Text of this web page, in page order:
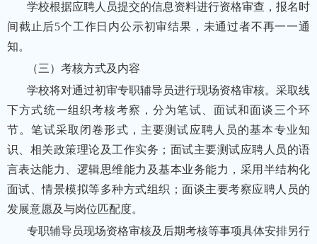
学校根据应聘人员提交的信息资料进行资格审查，报名时
间截止后5个工作日内公示初审结果，未通过者不再一一通
知。
（三）考核方式及内容
学校将对通过初审专职辅导员进行现场资格审核。采取线
下方式统一组织考核考察，分为笔试、面试和面谈三个环
节。笔试采取闭卷形式，主要测试应聘人员的基本专业知
识、相关政策理论及工作实务；面试主要测试应聘人员的语
言表达能力、逻辑思维能力及基本业务能力，采用半结构化
面试、情景模拟等多种方式组织；面谈主要考察应聘人员的
发展意愿及与岗位匹配度。
专职辅导员现场资格审核及后期考核等事项具体安排另行